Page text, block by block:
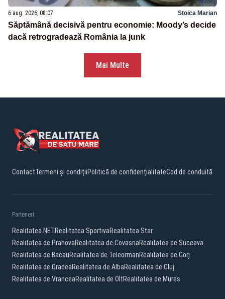
6 aug. 2026, 08:07 Stoica Marian
Săptămână decisivă pentru economie: Moody’s decide
dacă retrogradează România la junk
Mai Multe
ContactTermeni și condițiiPolitică de confidențialitateCod de conduită
Parteneri:
Realitatea.NETRealitatea SportivaRealitatea Star
Realitatea de PrahovaRealitatea de CovasnaRealitatea de Suceava
Realitatea de BacauRealitatea de TeleormanRealitatea de Gorj
Realitatea de OradeaRealitatea de AlbaRealitatea de Cluj
Realitatea de VranceaRealitatea de OltRealitatea de Mures